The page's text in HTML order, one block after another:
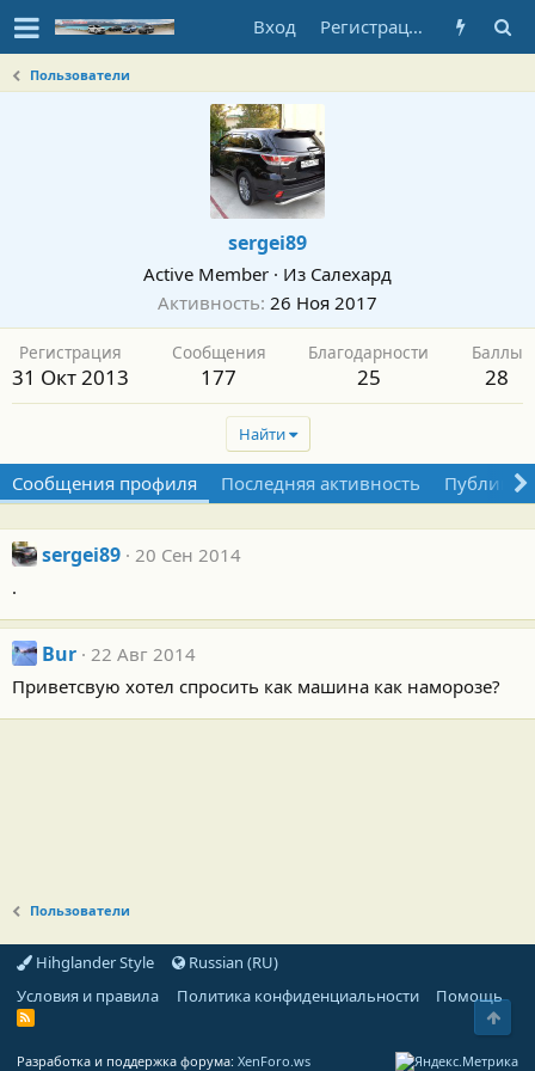
Вход Регистрация
Пользователи
sergei89
Active Member · Из Салехард
Активность 26 Ноя 2017
Регистрация
31 Окт 2013
Сообщения
177
Благодарности
25
Баллы
28
Найти
Сообщения профиля Последняя активность
sergei89 20 Сен 2014
.
Bur 22 Авг 2014
Приветсвую хотел спросить как машина как наморозе?
Пользователи
Hihglander Style
Russian (RU)
Условия и правила
Политика конфиденциальности Помощь
R
Разработка и поддержка форума: XenForo.ws